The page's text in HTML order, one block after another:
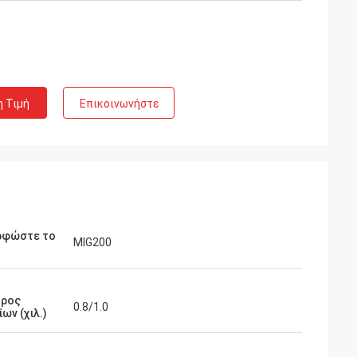
Τιμή Επικοινωνήστε
το
MIG200
(χιλ.)
0.8/1.0